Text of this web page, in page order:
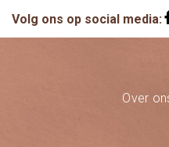
Volg ons op social media:
Over